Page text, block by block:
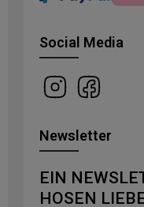
Social Media
Newsletter
EIN
HOSEN